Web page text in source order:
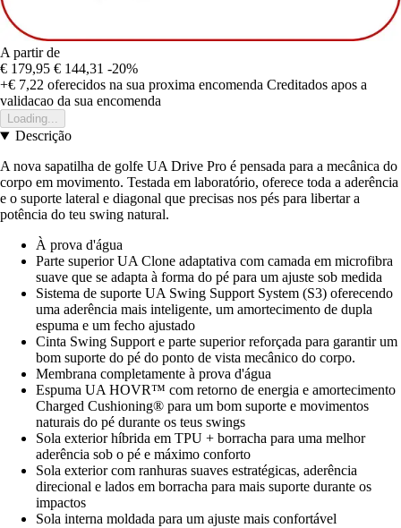
A partir de
€ 179,95 € 144,31 -20%
+€ 7,22 oferecidos na sua proxima encomenda Creditados apos a
validacao da sua encomenda
Loading...
Descrição
A nova sapatilha de golfe UA Drive Pro é pensada para a mecânica do
corpo em movimento. Testada em laboratório, oferece toda a aderência
e o suporte lateral e diagonal que precisas nos pés para libertar a
potência do teu swing natural.
À prova d'água
Parte superior UA Clone adaptativa com camada em microfibra
suave que se adapta à forma do pé para um ajuste sob medida
Sistema de suporte UA Swing Support System (S3) oferecendo
uma aderência mais inteligente, um amortecimento de dupla
espuma e um fecho ajustado
Cinta Swing Support e parte superior reforçada para garantir um
bom suporte do pé do ponto de vista mecânico do corpo.
Membrana completamente à prova d'água
Espuma UA HOVR™ com retorno de energia e amortecimento
Charged Cushioning® para um bom suporte e movimentos
naturais do pé durante os teus swings
Sola exterior híbrida em TPU + borracha para uma melhor
aderência sob o pé e máximo conforto
Sola exterior com ranhuras suaves estratégicas, aderência
direcional e lados em borracha para mais suporte durante os
impactos
Sola interna moldada para um ajuste mais confortável